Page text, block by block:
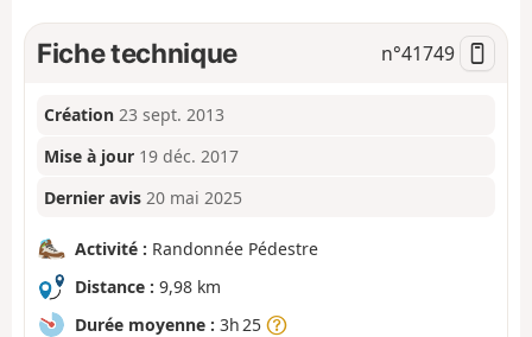
Fiche technique n°41749
Création 23 sept. 2013
Mise à jour 19 déc. 2017
Dernier avis 20 mai 2025
Activité : Randonnée Pédestre
Distance : 9,98 km
Durée moyenne : 3h 25